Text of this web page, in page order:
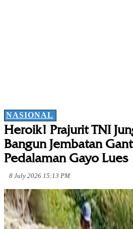
NASIONAL
Heroik! Prajurit TNI
Bangun Jembatan
Pedalaman Gayo Lues
8 July 2026 15:13 PM